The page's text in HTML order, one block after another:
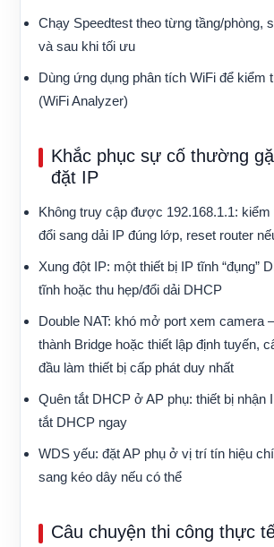
Chạy Speedtest theo từng tầng/phòng,
và sau khi tối ưu
Dùng ứng dụng phân tích WiFi để kiểm
(WiFi Analyzer)
Khắc phục sự cố thường
đặt IP
Không truy cập được 192.168.1.1: kiểm
đổi sang dải IP đúng lớp, reset router
Xung đột IP: một thiết bị IP tĩnh “đụng”
tĩnh hoặc thu hẹp/đổi dải DHCP
Double NAT: khó mở port xem camera
thành Bridge hoặc thiết lập định tuyến,
đầu làm thiết bị cấp phát duy nhất
Quên tắt DHCP ở AP phụ: thiết bị nhận
tắt DHCP ngay
WDS yếu: đặt AP phụ ở vị trí tín hiệu
sang kéo dây nếu có thể
Câu chuyện thi công thực